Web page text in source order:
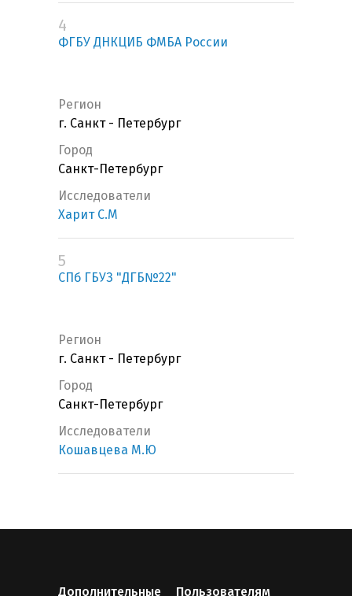
4
ФГБУ ДНКЦИБ ФМБА России
Регион
г. Санкт - Петербург
Город
Санкт-Петербург
Исследователи
Харит С.М
5
СПб ГБУЗ "ДГБ№22"
Регион
г. Санкт - Петербург
Город
Санкт-Петербург
Исследователи
Кошавцева М.Ю
Дополнительные
Пользователям